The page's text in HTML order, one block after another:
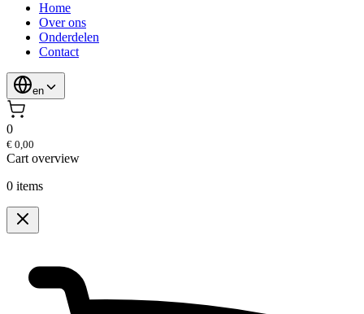
Home
Over ons
Onderdelen
Contact
en
0
€ 0,00
Cart overview
0 items